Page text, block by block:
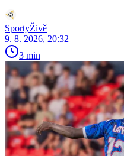
SportyŽivě
9. 8. 2026, 20:32
3 min